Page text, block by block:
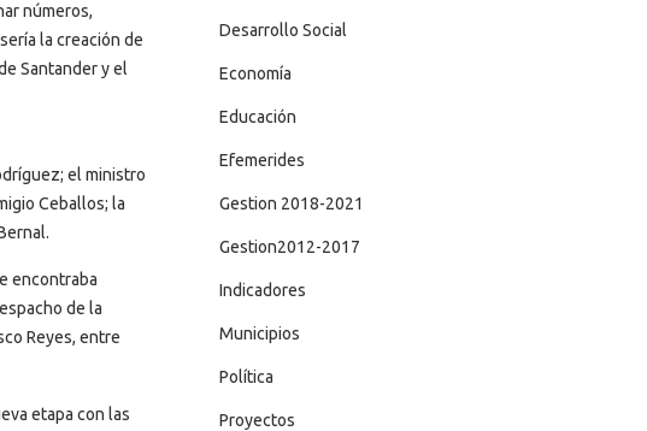
números,
la creación de
Santander y el
el ministro
Ceballos; la
encontraba
de la
Reyes, entre
etapa con las
Desarrollo Social
Economía
Educación
Efemerides
Gestion 2018-2021
Gestion2012-2017
Indicadores
Municipios
Política
Proyectos